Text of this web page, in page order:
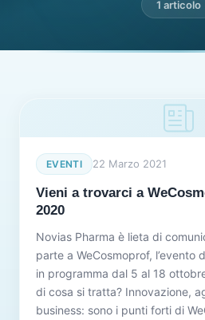
1 articolo
EVENTI 22 Marzo 2021
Vieni a trovarci a
2020
Novias Pharma è lieta di
parte a WeCosmoprof, l’evento
in programma dal 5 al 18
di cosa si tratta? Innovazione,
business: sono i punti forti di